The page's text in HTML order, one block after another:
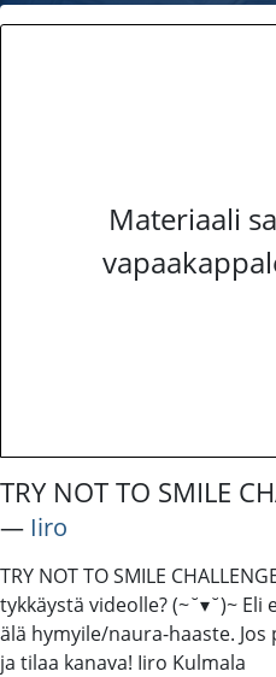
Materiaali
TRY NOT TO SMILE
― Iiro
TRY NOT TO SMILE
tykkäystä videolle? (~˘▾˘)~ Eli
älä hymyile/naura-haaste.
ja tilaa kanava! Iiro Kulmala